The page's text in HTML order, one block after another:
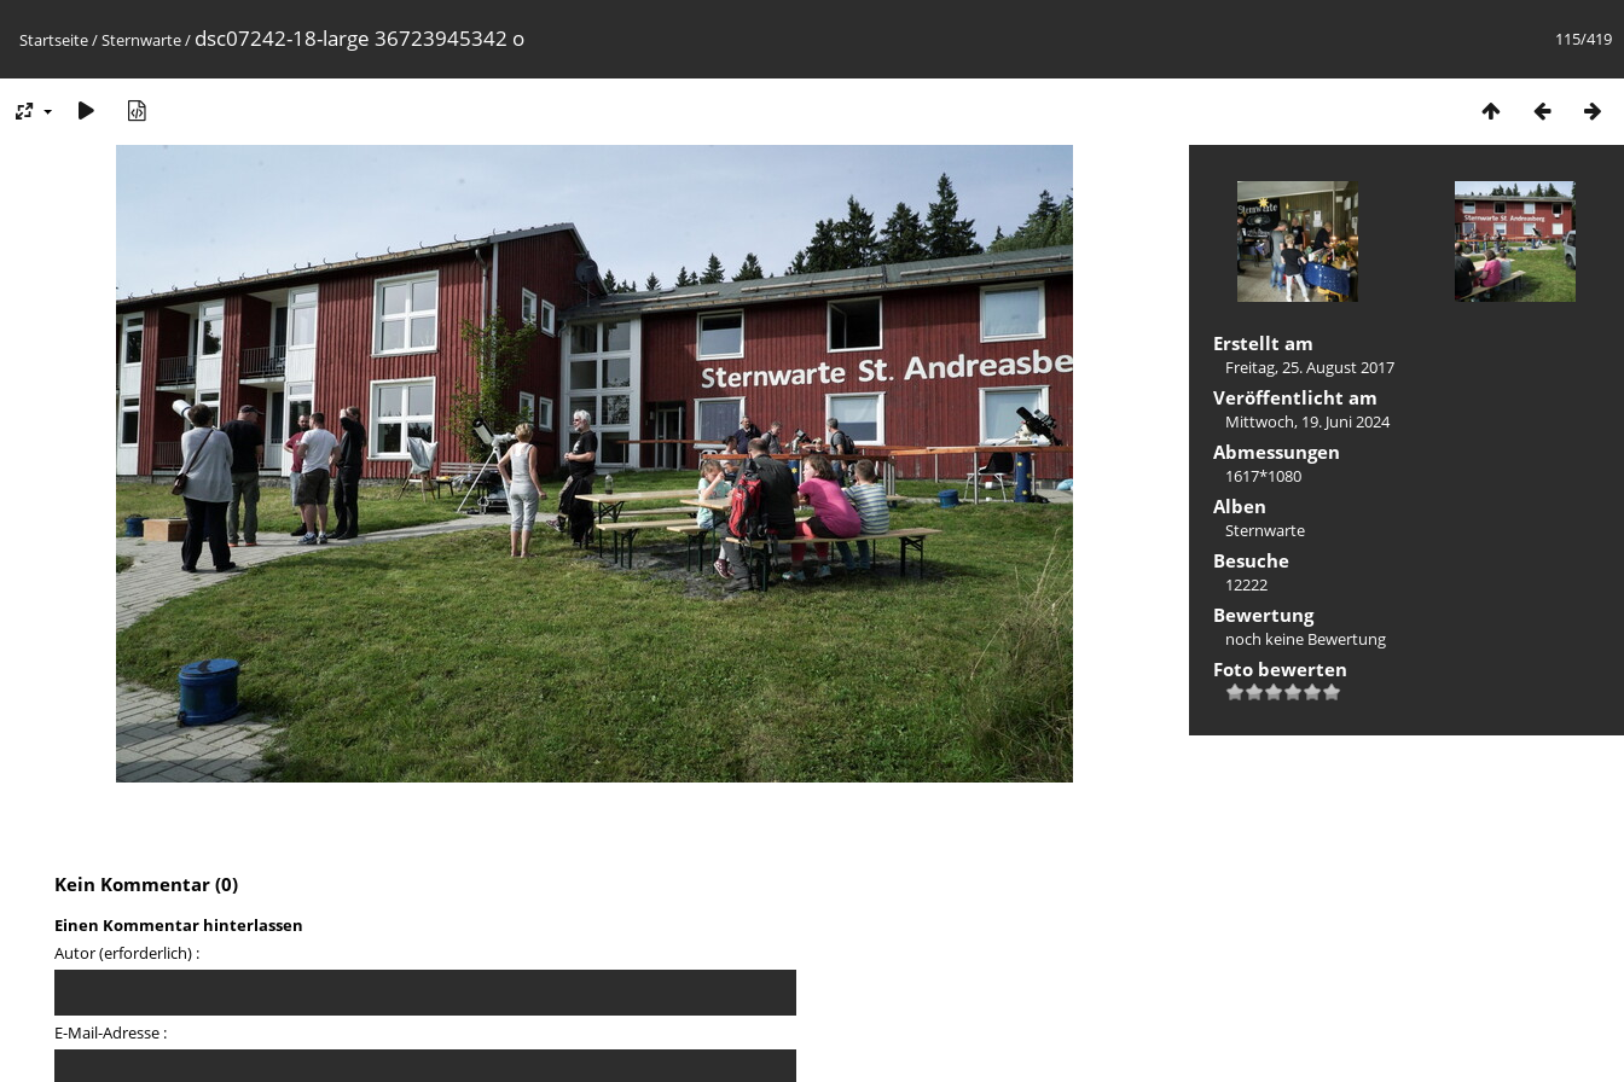
115/419
Startseite/Sternwarte/ dsc07242-18-large 36723945342 o
Erstellt am
Freitag, 25. August 2017
Veröffentlicht am
Mittwoch, 19. Juni 2024
Abmessungen
1617*1080
Alben
Sternwarte
Besuche
12222
Bewertung
noch keine Bewertung
Foto bewerten
Kein Kommentar (0)
Einen Kommentar hinterlassen
Autor (erforderlich) :
E-Mail-Adresse :